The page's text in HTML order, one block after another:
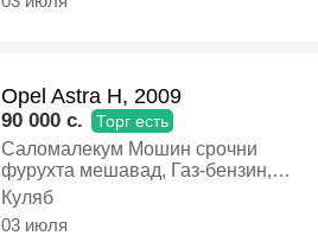
Opel Astra H, 2009
90 000 c. Торг есть
Саломалекум Мошин срочни
фурухта мешавад, Газ-бензин,
Механика, Универсал
Куляб
03 июля